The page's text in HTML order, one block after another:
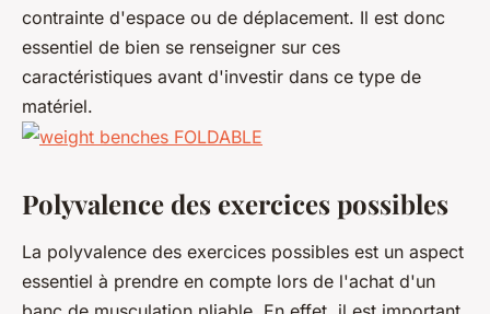
contrainte d'espace ou de déplacement. Il est donc
essentiel de bien se renseigner sur ces
caractéristiques avant d'investir dans ce type de
matériel.
Polyvalence des exercices possibles
La polyvalence des exercices possibles est un aspect
essentiel à prendre en compte lors de l'achat d'un